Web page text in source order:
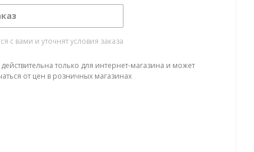
с вами и уточнят условия заказа
только для интернет-магазина и может
от цен в розничных магазинах